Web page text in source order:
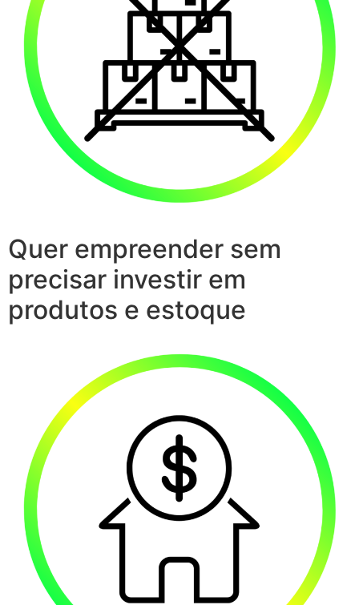
Quer empreender sem
precisar investir em
produtos e estoque